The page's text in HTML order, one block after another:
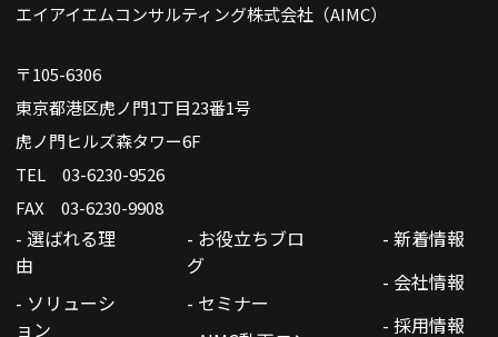
エイアイエムコンサルティング株式会社（AIMC）
〒105-6306
東京都港区虎ノ門1丁目23番1号
虎ノ門ヒルズ森タワー6F
TEL 03-6230-9526
FAX 03-6230-9908
- 選ばれる理
由
- ソリューシ
ョン
- お役立ちブロ
グ
- セミナー
- 新着情報
- 会社情報
- 採用情報